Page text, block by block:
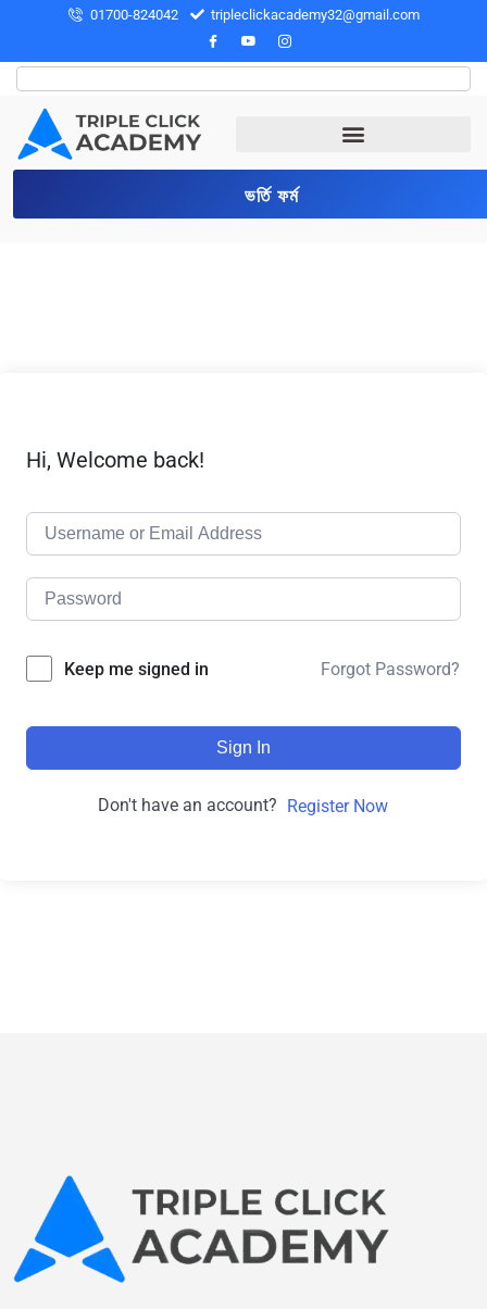
01700-824042 tripleclickacademy32@gmail.com
ভর্তি ফর্ম
Hi, Welcome back!
Keep me signed in Forgot Password?
Sign In
Don't have an account? Register Now